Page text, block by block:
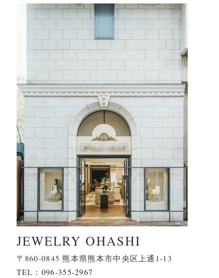
JEWELRY OHASHI
〒860-0845 熊本県熊本市中央区上通1-13
TEL： 096-355-2967